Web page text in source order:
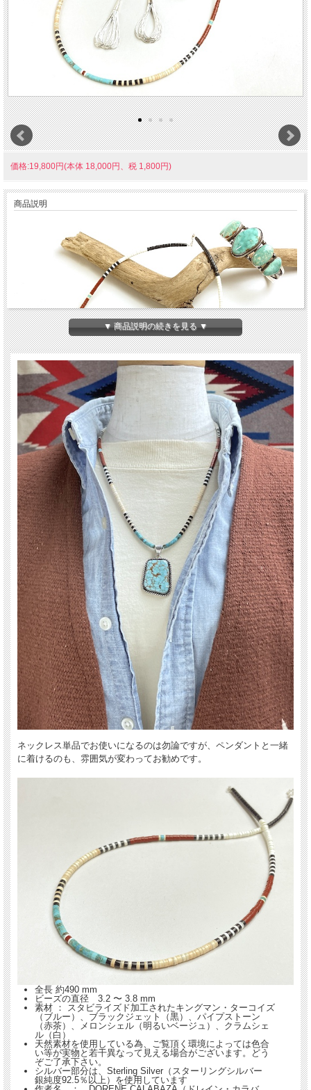
価格:19,800円(本体 18,000円、税 1,800円)
商品説明
アメリカ・ニューメキシコ州サントドミンゴ(Santo Domingo)族出身の熟練職人、
ドレイン・カラバザ(DORENE CALABAZA)さんの作品です。
既製のビーズパーツを使わず、昔ながらの製法で1本1本コツコツと作られていま
す。
海の幸（貝殻類）と山の幸（ターコイズ他の石類）を組み合わせて使うことによっ
て、カラフルで独特の雰囲気を醸し出すと共に、大いなる自然を崇拝し自然の産物
に感謝する気持ちを表現しているのだそうです。
す。
▼ 商品説明の続きを見る ▼
ネックレス単品でお使いになるのは勿論ですが、ペンダントと一緒
に着けるのも、雰囲気が変わってお勧めです。
全長 約490 mm
ビーズの直径 3.2 〜 3.8 mm
素材 ： スタビライズド加工されたキングマン・ターコイズ
（ブルー）、ブラックジェット（黒）、パイプストーン
（赤茶）、メロンシェル（明るいベージュ）、クラムシェ
ル（白）
天然素材を使用している為、ご覧頂く環境によっては色合
い等が実物と若干異なって見える場合がございます。どう
ぞご了承下さい。
シルバー部分は、Sterling Silver（スターリングシルバー
銀純度92.5％以上）を使用しています